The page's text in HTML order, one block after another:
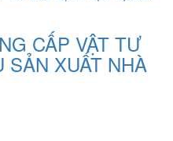
CẤP VẬT TƯ
SẢN XUẤT NHÀ